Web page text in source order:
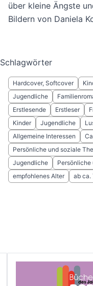
über kleine Ängste
Bildern von Daniela
Schlagwörter
Hardcover, Softcover
Jugendliche
Erstlesende
Erstleser
Kinder
Jugendliche
Allgemeine Interessen
Persönliche und soziale
Jugendliche
Persönliche
empfohlenes Alter
ab ca.